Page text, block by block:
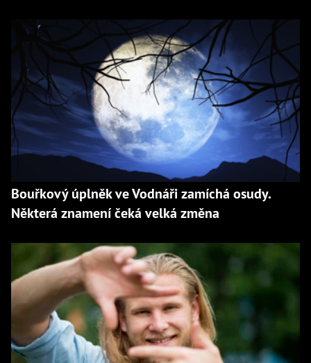
Bouřkový úplněk ve Vodnáři zamíchá osudy.
Některá znamení čeká velká změna